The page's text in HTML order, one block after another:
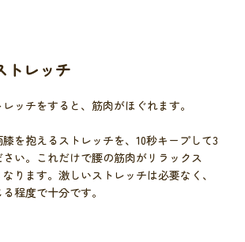
トレッチ
ッチをすると、筋肉がほぐれます。
を抱えるストレッチを、10秒キープして3
い。これだけで腰の筋肉がリラックス
ります。激しいストレッチは必要なく、
程度で十分です。